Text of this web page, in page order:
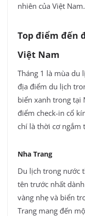
nhiên của Việt Nam.
Top điểm đến
Việt Nam
Tháng 1 là mùa du
địa điểm du lịch
biển xanh trong tại
điểm check-in cổ
chí là thời cơ ngắm
Nha Trang
Du lịch trong nước
tên trước nhất
vàng nhẹ và biển
Trang mang đến